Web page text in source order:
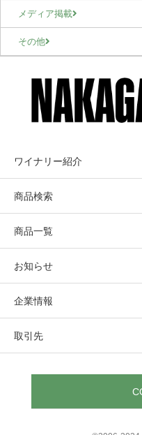
メディア掲載
その他
ワイナリー紹介
商品検索
商品一覧
お知らせ
企業情報
取引先